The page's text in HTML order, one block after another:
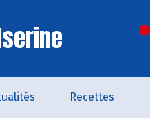
Recettes